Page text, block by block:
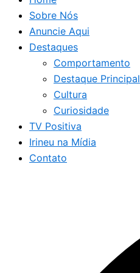
Sobre Nós
Anuncie Aqui
Destaques
Comportamento
Destaque Principal
Cultura
Curiosidade
TV Positiva
Irineu na Mídia
Contato